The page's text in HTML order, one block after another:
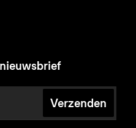
Verzenden